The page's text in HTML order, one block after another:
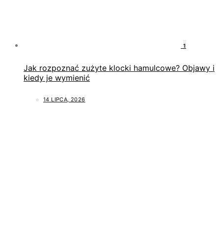
1
Jak rozpoznać zużyte klocki hamulcowe? Objawy i
kiedy je wymienić
14 LIPCA, 2026